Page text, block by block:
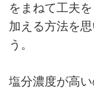
をまねて工夫
加える方法を
う。
塩分濃度が高